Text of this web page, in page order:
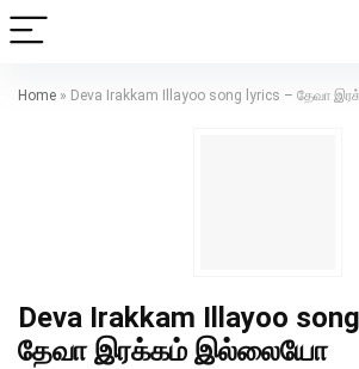
Home » Deva Irakkam Illayoo song lyrics – தேவா
Deva Irakkam Illayoo
தேவா இரக்கம் இல்லையோ